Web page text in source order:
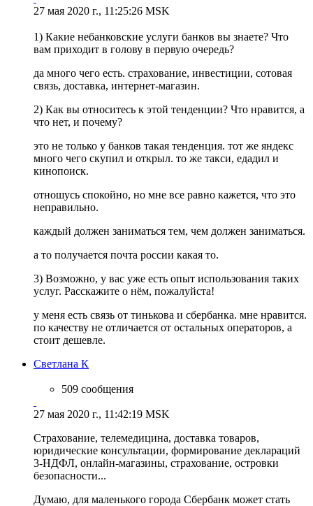
27 мая 2020 г., 11:25:26 MSK
1) Какие небанковские услуги банков вы знаете? Что
вам приходит в голову в первую очередь?
да много чего есть. страхование, инвестиции, сотовая
связь, доставка, интернет-магазин.
2) Как вы относитесь к этой тенденции? Что нравится, а
что нет, и почему?
это не только у банков такая тенденция. тот же яндекс
много чего скупил и открыл. то же такси, едадил и
кинопоиск.
отношусь спокойно, но мне все равно кажется, что это
неправильно.
каждый должен заниматься тем, чем должен заниматься.
а то получается почта россии какая то.
3) Возможно, у вас уже есть опыт использования таких
услуг. Расскажите о нём, пожалуйста!
у меня есть связь от тинькова и сбербанка. мне нравится.
по качеству не отличается от остальных операторов, а
стоит дешевле.
Светлана К
509 сообщения
27 мая 2020 г., 11:42:19 MSK
Страхование, телемедицина, доставка товаров,
юридические консультации, формирование деклараций
3-НДФЛ, онлайн-магазины, страхование, островки
безопасности...
Думаю, для маленького города Сбербанк может стать